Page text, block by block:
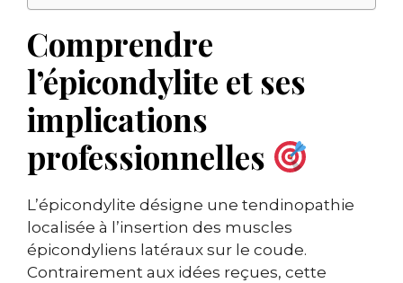
Comprendre
l’épicondylite et ses
implications
professionnelles
L’épicondylite désigne une tendinopathie
localisée à l’insertion des muscles
épicondyliens latéraux sur le coude.
Contrairement aux idées reçues, cette